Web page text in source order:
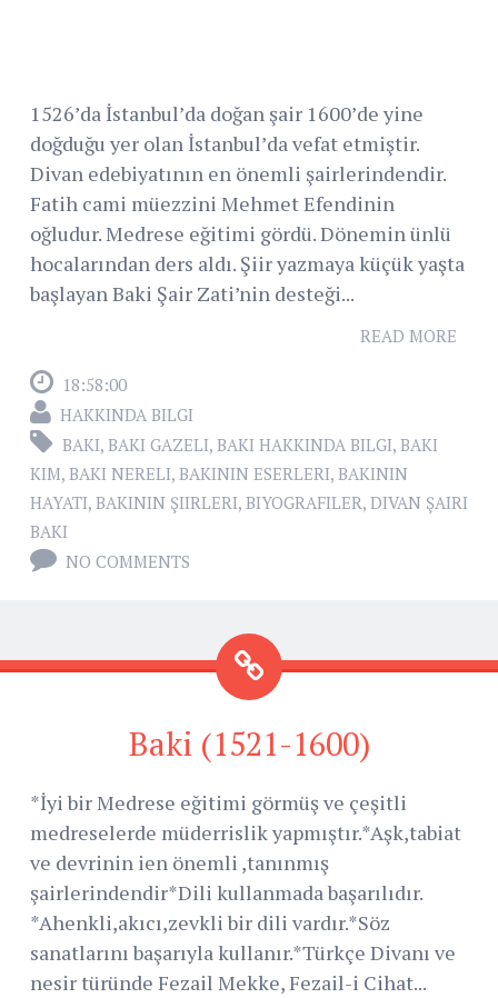
1526’da İstanbul’da doğan şair 1600’de yine
doğduğu yer olan İstanbul’da vefat etmiştir.
Divan edebiyatının en önemli şairlerindendir.
Fatih cami müezzini Mehmet Efendinin
oğludur. Medrese eğitimi gördü. Dönemin ünlü
hocalarından ders aldı. Şiir yazmaya küçük yaşta
başlayan Baki Şair Zati’nin desteği...
READ MORE
18:58:00
HAKKINDA BILGI
BAKI, BAKI GAZELI, BAKI HAKKINDA BILGI, BAKI
KIM, BAKI NERELI, BAKININ ESERLERI, BAKININ
HAYATI, BAKININ ŞIIRLERI, BIYOGRAFILER, DIVAN ŞAIRI
BAKI
NO COMMENTS
Baki (1521-1600)
*İyi bir Medrese eğitimi görmüş ve çeşitli
medreselerde müderrislik yapmıştır.*Aşk,tabiat
ve devrinin ien önemli ,tanınmış
şairlerindendir*Dili kullanmada başarılıdır.
*Ahenkli,akıcı,zevkli bir dili vardır.*Söz
sanatlarını başarıyla kullanır.*Türkçe Divanı ve
nesir türünde Fezail Mekke, Fezail-i Cihat...